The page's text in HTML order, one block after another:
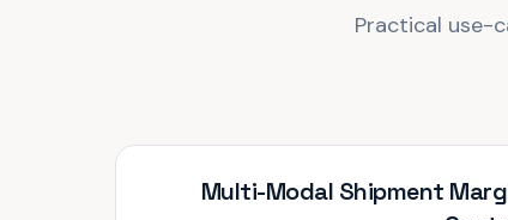
Practical use-
Multi-Modal Shipment